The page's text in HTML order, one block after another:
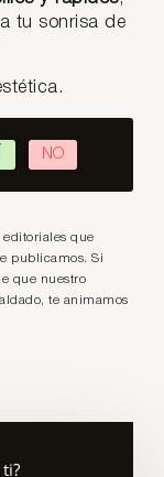
tu sonrisa de
NO
editoriales que
publicamos. Si
que nuestro
te animamos
ti?